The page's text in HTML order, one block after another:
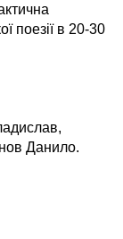
поезії в 20-30
Данило.